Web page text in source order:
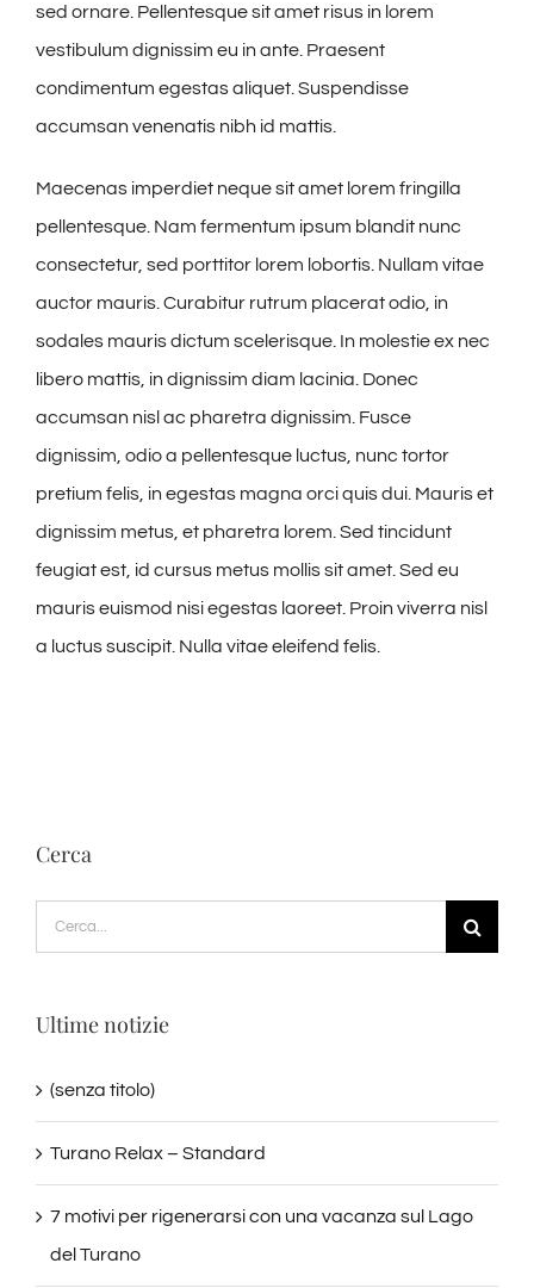
sed ornare. Pellentesque sit amet risus in lorem
vestibulum dignissim eu in ante. Praesent
condimentum egestas aliquet. Suspendisse
accumsan venenatis nibh id mattis.
Maecenas imperdiet neque sit amet lorem fringilla
pellentesque. Nam fermentum ipsum blandit nunc
consectetur, sed porttitor lorem lobortis. Nullam vitae
auctor mauris. Curabitur rutrum placerat odio, in
sodales mauris dictum scelerisque. In molestie ex nec
libero mattis, in dignissim diam lacinia. Donec
accumsan nisl ac pharetra dignissim. Fusce
dignissim, odio a pellentesque luctus, nunc tortor
pretium felis, in egestas magna orci quis dui. Mauris et
dignissim metus, et pharetra lorem. Sed tincidunt
feugiat est, id cursus metus mollis sit amet. Sed eu
mauris euismod nisi egestas laoreet. Proin viverra nisl
a luctus suscipit. Nulla vitae eleifend felis.
Cerca
Cerca
per:
Ultime notizie
(senza titolo)
Turano Relax – Standard
7 motivi per rigenerarsi con una vacanza sul Lago
del Turano